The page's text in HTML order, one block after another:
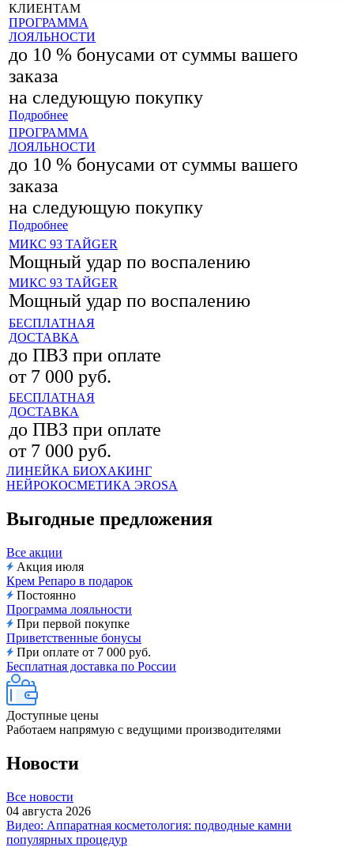
КЛИЕНТАМ
ПРОГРАММА
ЛОЯЛЬНОСТИ
до 10 % бонусами от суммы вашего
заказа
на следующую покупку
Подробнее
ПРОГРАММА
ЛОЯЛЬНОСТИ
до 10 % бонусами от суммы вашего
заказа
на следующую покупку
Подробнее
МИКС 93 ТАЙGER
Мощный удар по воспалению
МИКС 93 ТАЙGER
Мощный удар по воспалению
БЕСПЛАТНАЯ
ДОСТАВКА
до ПВЗ при оплате
от 7 000 руб.
БЕСПЛАТНАЯ
ДОСТАВКА
до ПВЗ при оплате
от 7 000 руб.
ЛИНЕЙКА БИОХАКИНГ
НЕЙРОКОСМЕТИКА ЭROSA
Выгодные предложения
Все акции
Акция июля
Крем Репаро в подарок
Постоянно
Программа лояльности
При первой покупке
Приветственные бонусы
При оплате от 7 000 руб.
Бесплатная доставка по России
Доступные цены
Работаем напрямую с ведущими производителями
Новости
Все новости
04 августа 2026
Видео: Аппаратная косметология: подводные камни
популярных процедур